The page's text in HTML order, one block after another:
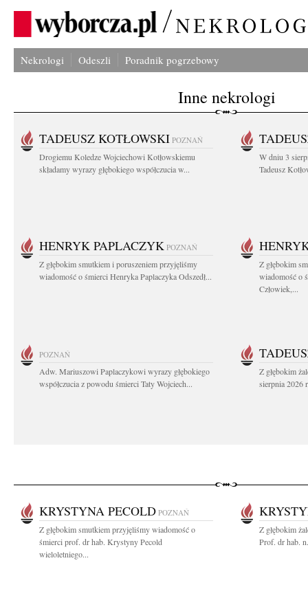
Nekrologi Odeszli Poradnik pogrzebowy
Inne nekrologi
TADEUSZ KOTŁOWSKI POZNAŃ
Drogiemu Koledze Wojciechowi Kotłowskiemu
składamy wyrazy głębokiego współczucia w...
W dniu 3
Tadeusz
HENRYK PAPLACZYK POZNAŃ
Z głębokim smutkiem i poruszeniem przyjęliśmy
wiadomość o śmierci Henryka Paplaczyka Odszedł...
Z głębokim
wiadomość o
Człowiek,...
POZNAŃ
Adw. Mariuszowi Paplaczykowi wyrazy głębokiego
współczucia z powodu śmierci Taty Wojciech...
Z głębokim
sierpnia 2026
KRYSTYNA PECOLD POZNAŃ
Z głębokim smutkiem przyjęliśmy wiadomość o
śmierci prof. dr hab. Krystyny Pecold
wieloletniego...
Z głębokim
Prof. dr hab.